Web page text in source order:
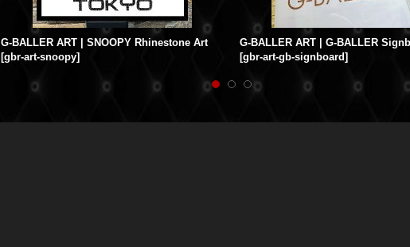
G-BALLER ART | SNOOPY Rhinestone Art
[gbr-art-snoopy]
[gbr-art-gb-signboard]